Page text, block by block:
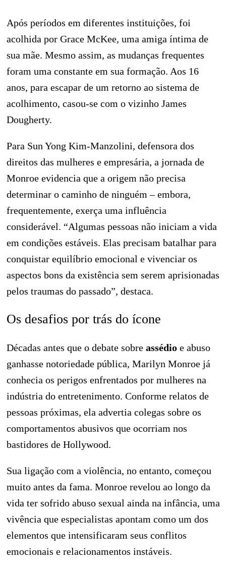
Após períodos em diferentes instituições, foi
acolhida por Grace McKee, uma amiga íntima de
sua mãe. Mesmo assim, as mudanças frequentes
foram uma constante em sua formação. Aos 16
anos, para escapar de um retorno ao sistema de
acolhimento, casou-se com o vizinho James
Dougherty.
Para Sun Yong Kim-Manzolini, defensora dos
direitos das mulheres e empresária, a jornada de
Monroe evidencia que a origem não precisa
determinar o caminho de ninguém – embora,
frequentemente, exerça uma influência
considerável. “Algumas pessoas não iniciam a vida
em condições estáveis. Elas precisam batalhar para
conquistar equilíbrio emocional e vivenciar os
aspectos bons da existência sem serem aprisionadas
pelos traumas do passado”, destaca.
Os desafios por trás do ícone
Décadas antes que o debate sobre assédio e abuso
ganhasse notoriedade pública, Marilyn Monroe já
conhecia os perigos enfrentados por mulheres na
indústria do entretenimento. Conforme relatos de
pessoas próximas, ela advertia colegas sobre os
comportamentos abusivos que ocorriam nos
bastidores de Hollywood.
Sua ligação com a violência, no entanto, começou
muito antes da fama. Monroe revelou ao longo da
vida ter sofrido abuso sexual ainda na infância, uma
vivência que especialistas apontam como um dos
elementos que intensificaram seus conflitos
emocionais e relacionamentos instáveis.